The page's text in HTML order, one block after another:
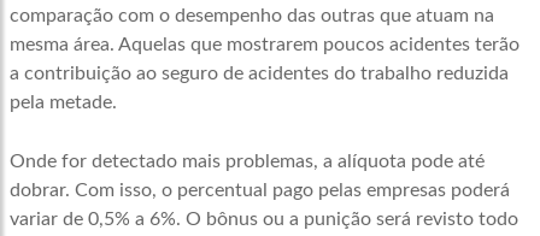
comparação com o desempenho das outras que atuam na
mesma área. Aquelas que mostrarem poucos acidentes terão
a contribuição ao seguro de acidentes do trabalho reduzida
pela metade.
Onde for detectado mais problemas, a alíquota pode até
dobrar. Com isso, o percentual pago pelas empresas poderá
variar de 0,5% a 6%. O bônus ou a punição será revisto todo